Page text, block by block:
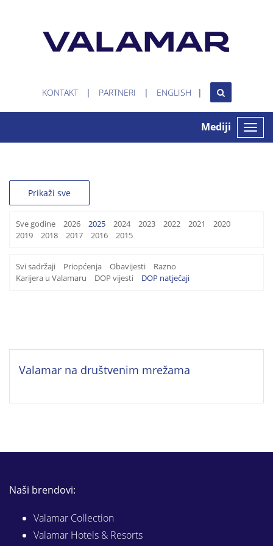
KONTAKT PARTNERI ENGLISH
Toggle
Mediji
Prikaži sve
Sve godine 2026 2025 2024 2023 2022 2021
2020
2019
2018 2017 2016 2015
Svi sadržaji Priopćenja Obavijesti
Razno
Karijera u Valamaru
DOP vijesti DOP natječaji
Valamar na društvenim mrežama
Naši brendovi:
Valamar Collection
Valamar Hotels & Resorts